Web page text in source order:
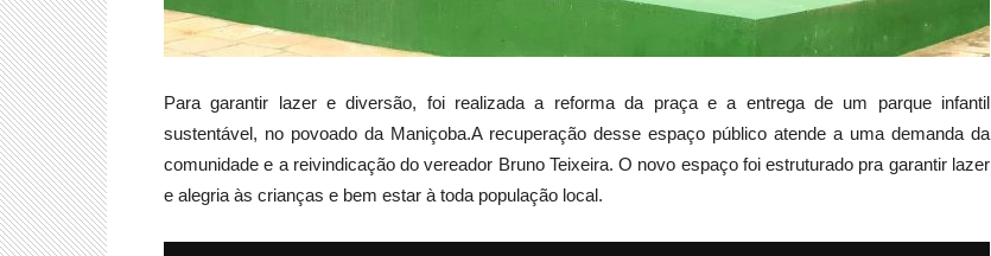
Para garantir lazer e diversão, foi realizada a reforma da praça e a entrega de um parque infantil
sustentável, no povoado da Maniçoba.A recuperação desse espaço público atende a uma demanda da
comunidade e a reivindicação do vereador Bruno Teixeira. O novo espaço foi estruturado pra garantir lazer
e alegria às crianças e bem estar à toda população local.